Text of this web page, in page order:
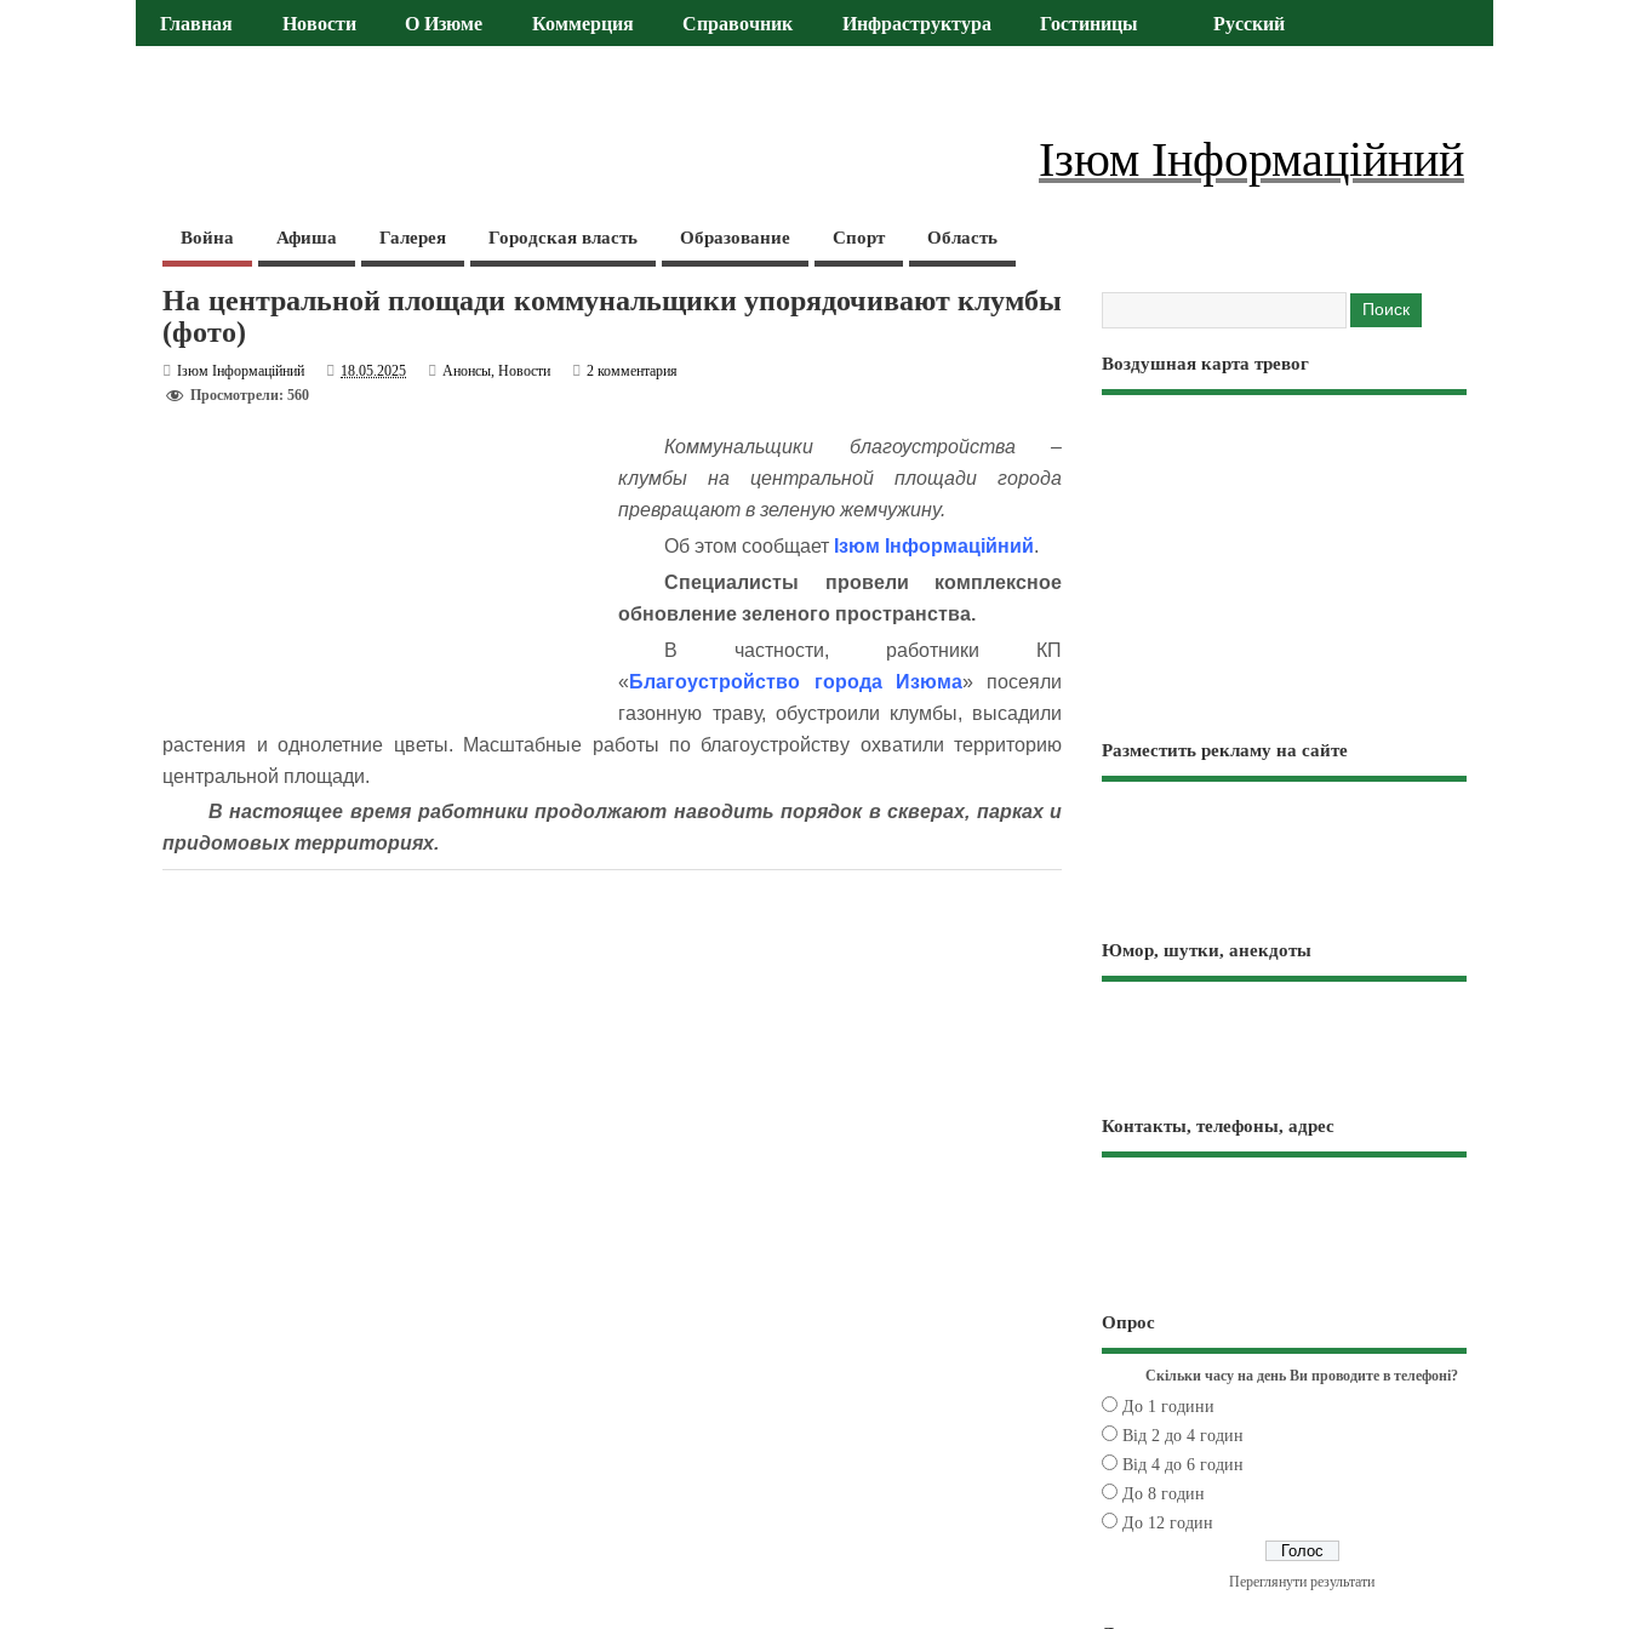
Главная Новости О Изюме Коммерция Справочник Инфраструктура Гостиницы Русский
Ізюм Інформаційний
Война Афиша Галерея Городская власть Образование Спорт Область
На центральной площади коммунальщики упорядочивают клумбы
(фото)
Ізюм Інформаційний 18.05.2025 Анонсы,Новости
2 комментария
Просмотрели: 560
Коммунальщики благоустройства –
клумбы на центральной площади города
превращают в зеленую жемчужину.
Об этом сообщает Ізюм Інформаційний.
Специалисты провели комплексное
обновление зеленого пространства.
В частности, работники КП
« Благоустройство города Изюма» посеяли
газонную траву, обустроили клумбы, высадили
растения и однолетние цветы. Масштабные работы по благоустройству охватили территорию
центральной площади.
В настоящее время работники продолжают наводить порядок в скверах, парках и
придомовых территориях.
Воздушная карта тревог
Разместить рекламу на сайте
Юмор, шутки, анекдоты
Контакты, телефоны, адрес
Опрос
Скільки часу на день Ви проводите в телефоні?
До 1 години
Від 2 до 4 годин
Від 4 до 6 годин
До 8 годин
До 12 годин
Переглянути результати